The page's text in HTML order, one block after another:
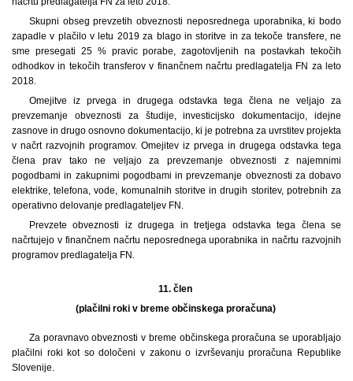
Skupni obseg prevzetih obveznosti neposrednega uporabnika, ki bodo
zapadle v plačilo v letu 2019 za blago in storitve in za tekoče transfere, ne
sme presegati 25 % pravic porabe, zagotovljenih na postavkah tekočih
odhodkov in tekočih transferov v finančnem načrtu predlagatelja FN za leto
2018.
Omejitve iz prvega in drugega odstavka tega člena ne veljajo za
prevzemanje obveznosti za študije, investicijsko dokumentacijo, idejne
zasnove in drugo osnovno dokumentacijo, ki je potrebna za uvrstitev projekta
v načrt razvojnih programov. Omejitev iz prvega in drugega odstavka tega
člena prav tako ne veljajo za prevzemanje obveznosti z najemnimi
pogodbami in zakupnimi pogodbami in prevzemanje obveznosti za dobavo
elektrike, telefona, vode, komunalnih storitve in drugih storitev, potrebnih za
operativno delovanje predlagateljev FN.
Prevzete obveznosti iz drugega in tretjega odstavka tega člena se
načrtujejo v finančnem načrtu neposrednega uporabnika in načrtu razvojnih
programov predlagatelja FN.
11. člen
(plačilni roki v breme občinskega proračuna)
Za poravnavo obveznosti v breme občinskega proračuna se uporabljajo
plačilni roki kot so določeni v zakonu o izvrševanju proračuna Republike
Slovenije.